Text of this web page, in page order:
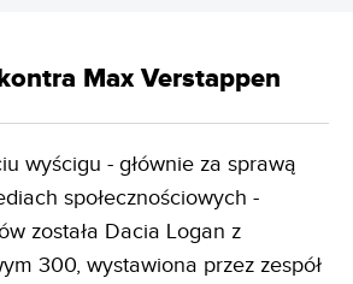
Max Verstappen
wyścigu - głównie za sprawą
społecznościowych -
została Dacia Logan z
300, wystawiona przez zespół